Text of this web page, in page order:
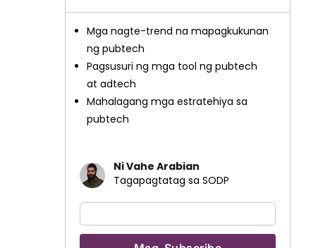
Mga nagte-trend na mapagkukunan
ng pubtech
Pagsusuri ng mga tool ng pubtech
at adtech
Mahalagang mga estratehiya sa
pubtech
Ni Vahe Arabian
Tagapagtatag sa SODP